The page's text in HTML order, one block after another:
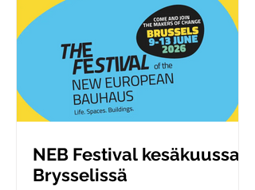
unohdamme, että taikasanan
lausuminen ei automaattisesti
ratkaise siiloutuneiden
rakenteidemme ongelmaa.
Ymmärrämmekö oikeasti, mikä on
luonnontilassa
NEB Festival kesäkuussa
Brysselissä